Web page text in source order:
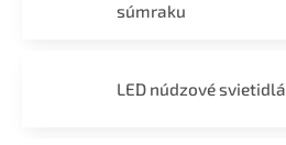
súmraku
LED núdzové svietidlá